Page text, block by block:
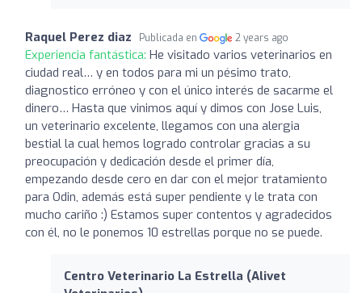
Raquel Perez diaz Publicada en 2 years ago
Experiencia fantástica: He visitado varios veterinarios en
ciudad real… y en todos para mi un pésimo trato,
diagnostico erróneo y con el único interés de sacarme el
dinero… Hasta que vinimos aquí y dimos con Jose Luis,
un veterinario excelente, llegamos con una alergia
bestial la cual hemos logrado controlar gracias a su
preocupación y dedicación desde el primer día,
empezando desde cero en dar con el mejor tratamiento
para Odin, además está super pendiente y le trata con
mucho cariño :) Estamos super contentos y agradecidos
con él, no le ponemos 10 estrellas porque no se puede.
Centro Veterinario La Estrella (Alivet